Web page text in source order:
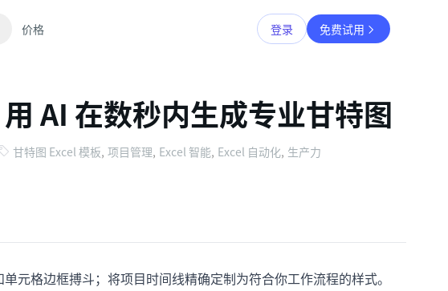
灵感。
价格 登录 免费试用
AI 在数秒内生成专业甘特图
甘特图 Excel 模板, 项目管理, Excel 智能, Excel 自动化, 生产力
元格边框搏斗；将项目时间线精确定制为符合你工作流程的样式。